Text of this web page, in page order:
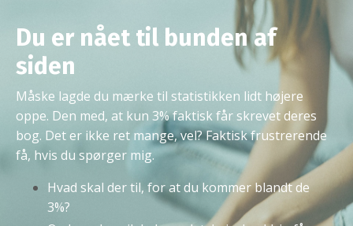
Du er nået til bunden af
siden
Måske lagde du mærke til statistikken lidt højere
oppe. Den med, at kun 3% faktisk får skrevet deres
bog. Det er ikke ret mange, vel? Faktisk frustrerende
få, hvis du spørger mig.
Hvad skal der til, for at du kommer blandt de
3%?